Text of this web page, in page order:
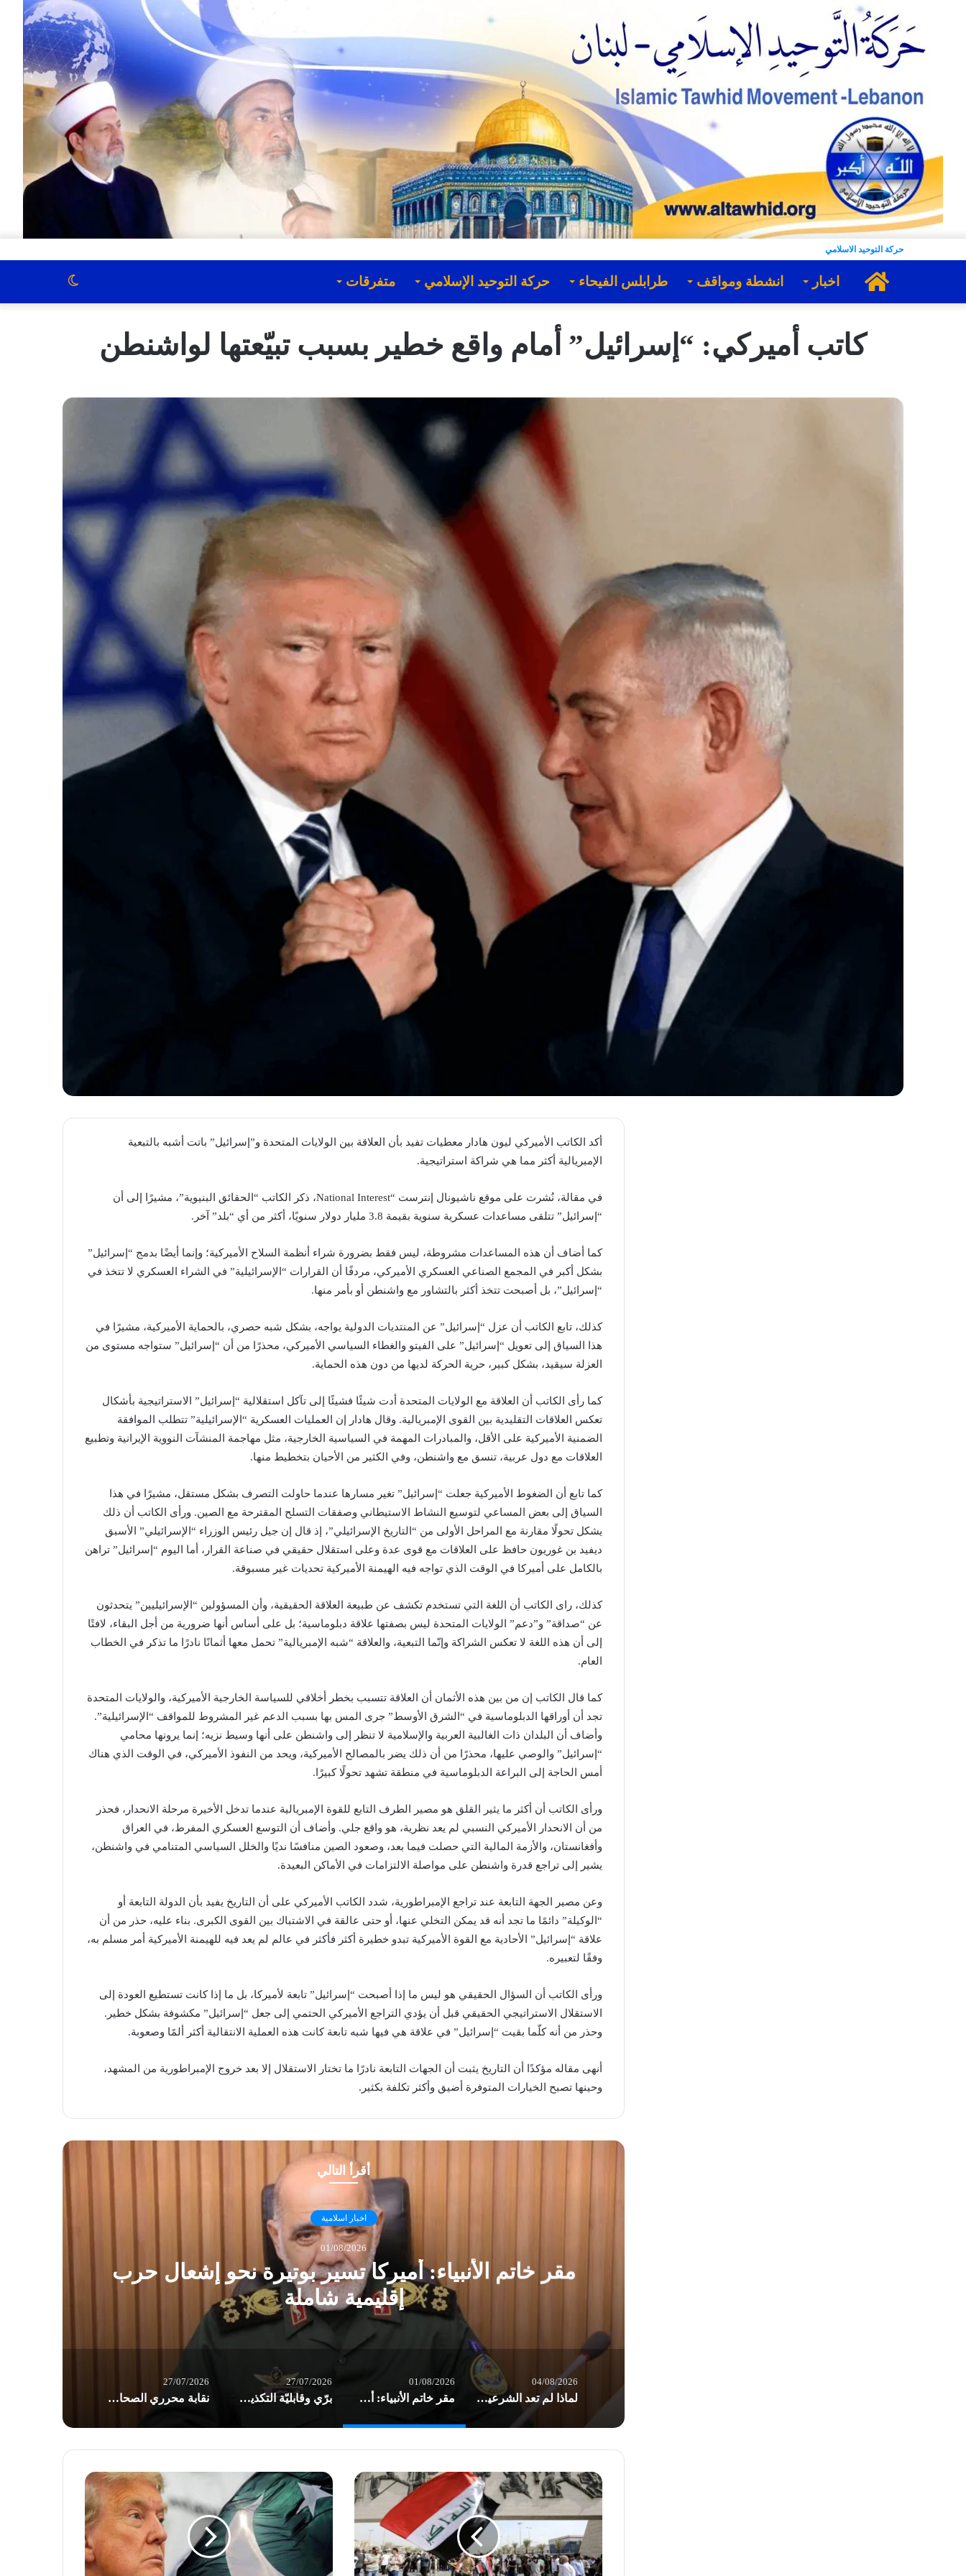
حركة التوحيد الاسلامي
الرئيسية
اخبار انشطة ومواقف طرابلس الفيحاء حركة التوحيد الإسلامي متفرقات الوضع
كاتب أميركي: “إسرائيل” أمام واقع خطير بسبب تبيّعتها لواشنطن
أكد الكاتب الأميركي ليون هادار معطيات تفيد بأن العلاقة بين الولايات المتحدة و”إسرائيل” باتت أشبه بالتبعية
الإمبريالية أكثر مما هي شراكة استراتيجية.
في مقالة، نُشرت على موقع ناشيونال إنترست “National Interest، ذكر الكاتب “الحقائق البنيوية”، مشيرًا إلى أن
“إسرائيل” تتلقى مساعدات عسكرية سنوية بقيمة 3.8 مليار دولار سنويًا، أكثر من أي “بلد” آخر.
كما أضاف أن هذه المساعدات مشروطة، ليس فقط بضرورة شراء أنظمة السلاح الأميركية؛ وإنما أيضًا بدمج “إسرائيل”
بشكل أكبر في المجمع الصناعي العسكري الأميركي، مردفًا أن القرارات “الإسرائيلية” في الشراء العسكري لا تتخذ في
“إسرائيل”، بل أصبحت تتخذ أكثر بالتشاور مع واشنطن أو بأمر منها.
كذلك، تابع الكاتب أن عزل “إسرائيل” عن المنتديات الدولية يواجه، بشكل شبه حصري، بالحماية الأميركية، مشيرًا في
هذا السياق إلى تعويل “إسرائيل” على الفيتو والغطاء السياسي الأميركي، محذرًا من أن “إسرائيل” ستواجه مستوى من
العزلة سيقيد، بشكل كبير، حرية الحركة لديها من دون هذه الحماية.
كما رأى الكاتب أن العلاقة مع الولايات المتحدة أدت شيئًا فشيئًا إلى تآكل استقلالية “إسرائيل” الاستراتيجية بأشكال
تعكس العلاقات التقليدية بين القوى الإمبريالية. وقال هادار إن العمليات العسكرية “الإسرائيلية” تتطلب الموافقة
الضمنية الأميركية على الأقل، والمبادرات المهمة في السياسية الخارجية، مثل مهاجمة المنشآت النووية الإيرانية وتطبيع
العلاقات مع دول عربية، تنسق مع واشنطن، وفي الكثير من الأحيان بتخطيط منها.
كما تابع أن الضغوط الأميركية جعلت “إسرائيل” تغير مسارها عندما حاولت التصرف بشكل مستقل، مشيرًا في هذا
السياق إلى بعض المساعي لتوسيع النشاط الاستيطاني وصفقات التسلح المقترحة مع الصين. ورأى الكاتب أن ذلك
يشكل تحولًا مقارنة مع المراحل الأولى من “التاريخ الإسرائيلي”، إذ قال إن جيل رئيس الوزراء “الإسرائيلي” الأسبق
ديفيد بن غوريون حافظ على العلاقات مع قوى عدة وعلى استقلال حقيقي في صناعة القرار، أما اليوم “إسرائيل” تراهن
بالكامل على أميركا في الوقت الذي تواجه فيه الهيمنة الأميركية تحديات غير مسبوقة.
كذلك، راى الكاتب أن اللغة التي تستخدم تكشف عن طبيعة العلاقة الحقيقية، وأن المسؤولين “الإسرائيليين” يتحدثون
عن “صداقة” و”دعم” الولايات المتحدة ليس بصفتها علاقة دبلوماسية؛ بل على أساس أنها ضرورية من أجل البقاء، لافتًا
إلى أن هذه اللغة لا تعكس الشراكة وإنّما التبعية، والعلاقة “شبه الإمبريالية” تحمل معها أثمانًا نادرًا ما تذكر في الخطاب
العام.
كما قال الكاتب إن من بين هذه الأثمان أن العلاقة تتسبب بخطر أخلاقي للسياسة الخارجية الأميركية، والولايات المتحدة
تجد أن أوراقها الدبلوماسية في “الشرق الأوسط” جرى المس بها بسبب الدعم غير المشروط للمواقف “الإسرائيلية”.
وأضاف أن البلدان ذات الغالبية العربية والإسلامية لا تنظر إلى واشنطن على أنها وسيط نزيه؛ إنما يرونها محامي
“إسرائيل” والوصي عليها، محذرًا من أن ذلك يضر بالمصالح الأميركية، ويحد من النفوذ الأميركي، في الوقت الذي هناك
أمس الحاجة إلى البراعة الدبلوماسية في منطقة تشهد تحولًا كبيرًا.
ورأى الكاتب أن أكثر ما يثير القلق هو مصير الطرف التابع للقوة الإمبريالية عندما تدخل الأخيرة مرحلة الانحدار، فحذر
من أن الانحدار الأميركي النسبي لم يعد نظرية، هو واقع جلي. وأضاف أن التوسع العسكري المفرط، في العراق
وأفغانستان، والأزمة المالية التي حصلت فيما بعد، وصعود الصين منافسًا نديًا والخلل السياسي المتنامي في واشنطن،
يشير إلى تراجع قدرة واشنطن على مواصلة الالتزامات في الأماكن البعيدة.
وعن مصير الجهة التابعة عند تراجع الإمبراطورية، شدد الكاتب الأميركي على أن التاريخ يفيد بأن الدولة التابعة أو
“الوكيلة” دائمًا ما تجد أنه قد يمكن التخلي عنها، أو حتى عالقة في الاشتباك بين القوى الكبرى. بناء عليه، حذر من أن
علاقة “إسرائيل” الأحادية مع القوة الأميركية تبدو خطيرة أكثر فأكثر في عالم لم يعد فيه للهيمنة الأميركية أمر مسلم به،
وفقًا لتعبيره.
ورأى الكاتب أن السؤال الحقيقي هو ليس ما إذا أصبحت “إسرائيل” تابعة لأميركا، بل ما إذا كانت تستطيع العودة إلى
الاستقلال الاستراتيجي الحقيقي قبل أن يؤدي التراجع الأميركي الحتمي إلى جعل “إسرائيل” مكشوفة بشكل خطير.
وحذر من أنه كلّما بقيت “إسرائيل” في علاقة هي فيها شبه تابعة كانت هذه العملية الانتقالية أكثر ألمًا وصعوبة.
أنهى مقاله مؤكدًا أن التاريخ يثبت أن الجهات التابعة نادرًا ما تختار الاستقلال إلا بعد خروج الإمبراطورية من المشهد،
وحينها تصبح الخيارات المتوفرة أضيق وأكثر تكلفة بكثير.
أقرأ التالي
اخبار اسلامية
01/08/2026
مقر خاتم الأنبياء: أميركا تسير بوتيرة نحو إشعال حرب
إقليمية شاملة
04/08/2026
لماذا لم تعد الشرعية وحدها تكفي؟ هندسة السيادة… وإعادة تعريف قواعد الصراع/ بقلم د. عاطف الموسوي
01/08/2026
مقر خاتم الأنبياء: أميركا تسير بوتيرة نحو إشعال حرب إقليمية شاملة
27/07/2026
برّي وقابليّة التكذيب: اختبار “ابن اللبون” في امتحان 26 تموز / بقلم د. عاطف الموسوي
27/07/2026
نقابة محرري الصحافة اللبنانية ترفض اقتراح قانون الإعلام: يفتقد إلى رؤية إعلامية وطنية